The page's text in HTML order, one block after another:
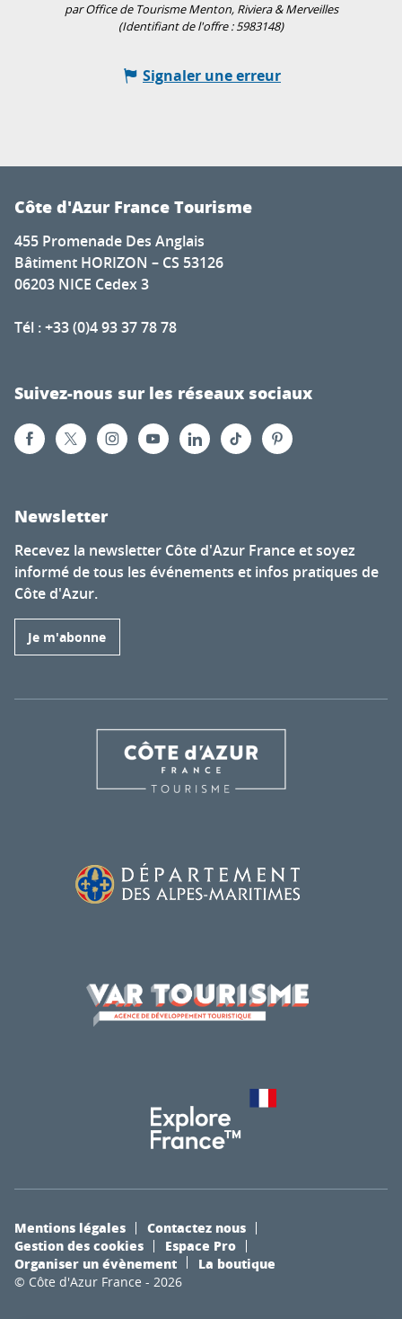
par Office de Tourisme Menton, Riviera & Merveilles
(Identifiant de l'offre :5983148)
Signaler une erreur
Côte d'Azur France Tourisme
455 Promenade Des Anglais
Bâtiment HORIZON – CS 53126
06203 NICE Cedex 3
Tél : +33 (0)4 93 37 78 78
Suivez-nous sur les réseaux sociaux
Newsletter
Recevez la newsletter Côte d'Azur France et soyez
informé de tous les événements et infos pratiques de
Côte d'Azur.
Je m'abonne
© Côte d'Azur France - 2026
Mentions légales
Contactez nous
Gestion des cookies
Espace Pro
Organiser un évènement
La boutique